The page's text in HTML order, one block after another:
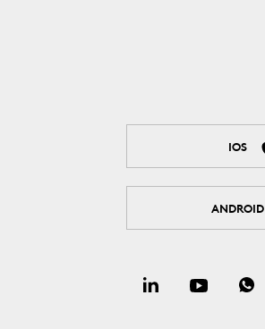
IOS
ANDROID